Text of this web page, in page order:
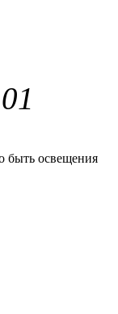
быть освещения